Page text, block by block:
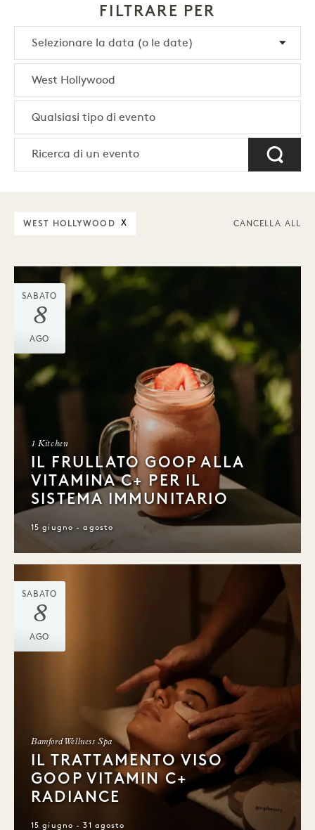
FILTRARE PER
WEST HOLLYWOOD X CANCELLA ALL
SABATO
8
AGO
1 Kitchen
IL FRULLATO GOOP ALLA
VITAMINA C+ PER IL
SISTEMA IMMUNITARIO
15 giugno - agosto
SABATO
8
AGO
Bamford Wellness Spa
IL TRATTAMENTO VISO
GOOP VITAMIN C+
RADIANCE
15 giugno - 31 agosto